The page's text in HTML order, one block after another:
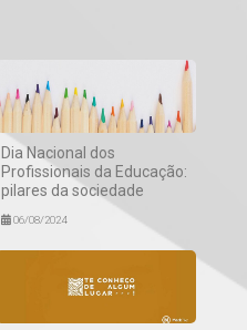
Dia Nacional dos
Profissionais da Educação:
pilares da sociedade
06/08/2024